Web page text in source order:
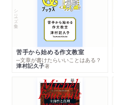
シリーズ・全集
苦手から始める作文教室
─文章が書けたらいいことはある？
津村記久子著